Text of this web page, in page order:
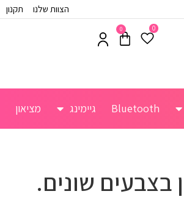
הצוות שלנו תקנון
0
0
Bluetooth גיימינג מציאון
שונים.